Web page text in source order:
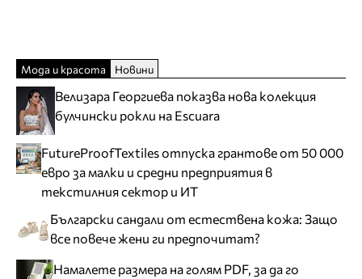
Мода и красота Новини
Велизара Георгиева показва нова колекция
булчински рокли на Escuara
FutureProofTextiles отпуска грантове от 50 000
евро за малки и средни предприятия в
текстилния сектор и ИТ
Български сандали от естествена кожа: Защо
все повече жени ги предпочитат?
Намалете размера на голям PDF, за да го